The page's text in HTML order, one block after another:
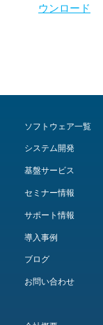
ウンロード
ソフトウェア一覧
システム開発
基盤サービス
セミナー情報
サポート情報
導入事例
ブログ
お問い合わせ